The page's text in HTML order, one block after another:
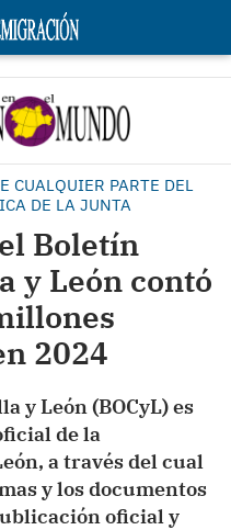
CUALQUIER PARTE DEL
DE LA JUNTA
Boletín
y León contó
2024
y León (BOCyL) es
de la
a través del cual
y los documentos
oficial y